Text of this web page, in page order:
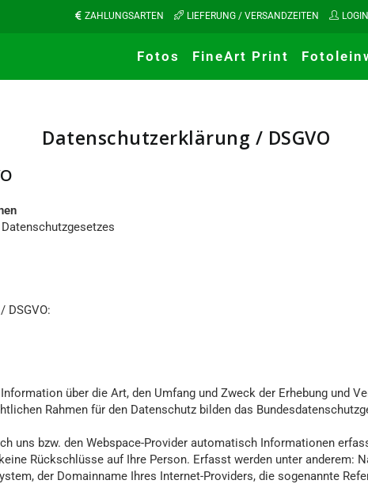
ZAHLUNGSARTEN LIEFERUNG / VERSANDZEITEN LOGIN
Fotos FineArt Print
Datenschutzerklärung / DSGVO
DSGVO:
über die Art, den Umfang und Zweck der Erhebung und
Rahmen für den Datenschutz bilden das
uns bzw. den Webspace-Provider automatisch Informationen
Rückschlüsse auf Ihre Person. Erfasst werden unter anderem:
der Domainname Ihres Internet-Providers, die sogenannte